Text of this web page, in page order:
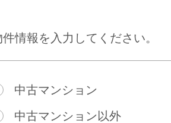
件情報を入力してください。
中古マンション
中古マンション以外